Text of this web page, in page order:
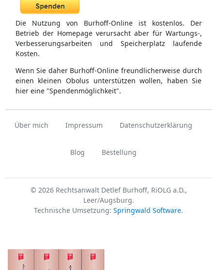
Die Nutzung von Burhoff-Online ist kostenlos. Der
Betrieb der Homepage verursacht aber für Wartungs-,
Verbesserungsarbeiten und Speicherplatz laufende
Kosten.
Wenn Sie daher Burhoff-Online freundlicherweise durch
einen kleinen Obolus unterstützen wollen, haben Sie
hier eine "Spendenmöglichkeit".
Über mich Impressum Datenschutzerklärung
Blog Bestellung
© 2026 Rechtsanwalt Detlef Burhoff, RiOLG a.D.,
Leer/Augsburg.
Technische Umsetzung: Springwald Software.